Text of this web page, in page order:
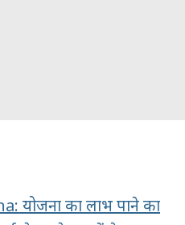
योजना का लाभ पाने का